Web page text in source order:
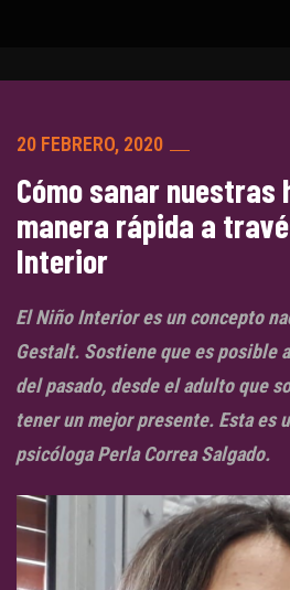
20 FEBRERO, 2020
Cómo sanar nuestras
manera rápida a
Interior
El Niño Interior es un concepto
Gestalt. Sostiene que es posible
del pasado, desde el adulto que
tener un mejor presente. Esta es
psicóloga Perla Correa Salgado.